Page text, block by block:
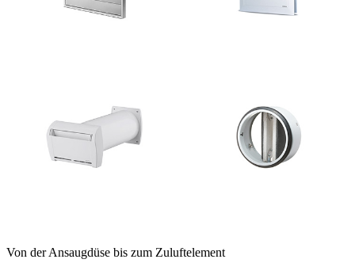
Von der Ansaugdüse bis zum Zuluftelement